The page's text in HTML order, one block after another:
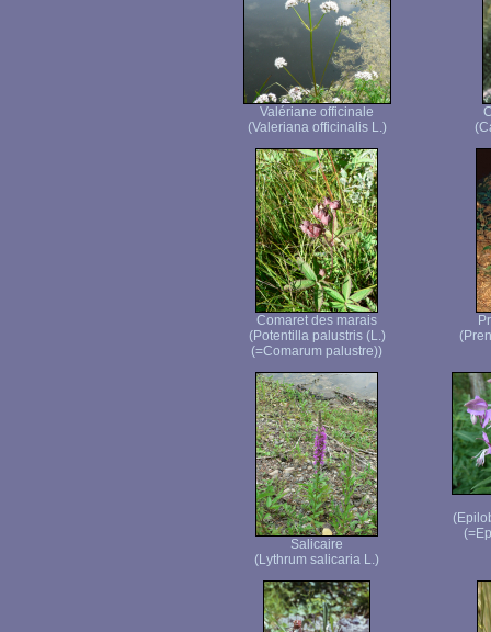
Valériane officinale
(Valeriana officinalis L.)
Comaret des marais
(Potentilla palustris (L.)
(=Comarum palustre))
Salicaire
(Lythrum salicaria L.)